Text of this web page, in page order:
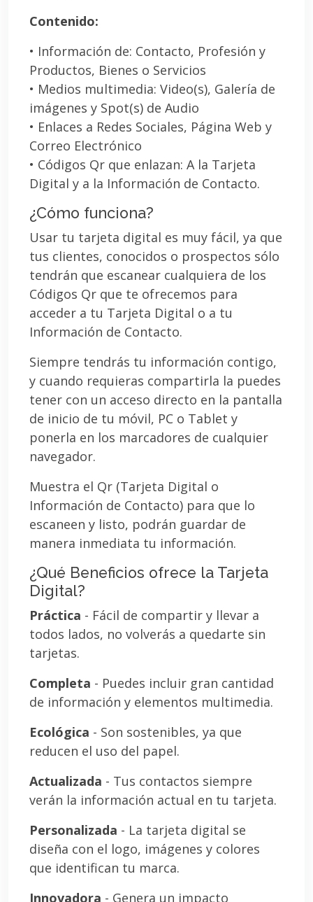
Contenido:
• Información de: Contacto, Profesión y
Productos, Bienes o Servicios
• Medios multimedia: Video(s), Galería de
imágenes y Spot(s) de Audio
• Enlaces a Redes Sociales, Página Web y
Correo Electrónico
• Códigos Qr que enlazan: A la Tarjeta
Digital y a la Información de Contacto.
¿Cómo funciona?
Usar tu tarjeta digital es muy fácil, ya que
tus clientes, conocidos o prospectos sólo
tendrán que escanear cualquiera de los
Códigos Qr que te ofrecemos para
acceder a tu Tarjeta Digital o a tu
Información de Contacto.
Siempre tendrás tu información contigo,
y cuando requieras compartirla la puedes
tener con un acceso directo en la pantalla
de inicio de tu móvil, PC o Tablet y
ponerla en los marcadores de cualquier
navegador.
Muestra el Qr (Tarjeta Digital o
Información de Contacto) para que lo
escaneen y listo, podrán guardar de
manera inmediata tu información.
¿Qué Beneficios ofrece la Tarjeta
Digital?
Práctica - Fácil de compartir y llevar a
todos lados, no volverás a quedarte sin
tarjetas.
Completa - Puedes incluir gran cantidad
de información y elementos multimedia.
Ecológica - Son sostenibles, ya que
reducen el uso del papel.
Actualizada - Tus contactos siempre
verán la información actual en tu tarjeta.
Personalizada - La tarjeta digital se
diseña con el logo, imágenes y colores
que identifican tu marca.
Innovadora - Genera un impacto